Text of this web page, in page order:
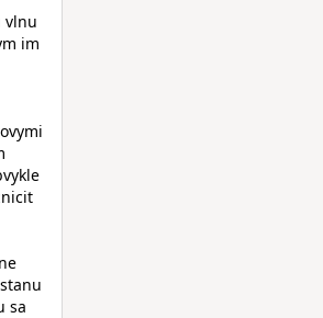
vlnu
im
sa